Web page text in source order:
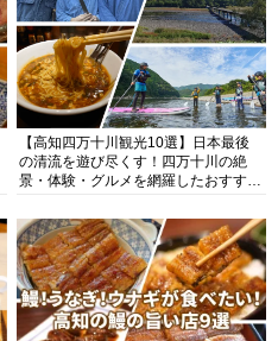
【高知四万十川観光10選】日本最後
の清流を遊び尽くす！四万十川の絶
景・体験・グルメを網羅したおすすめ